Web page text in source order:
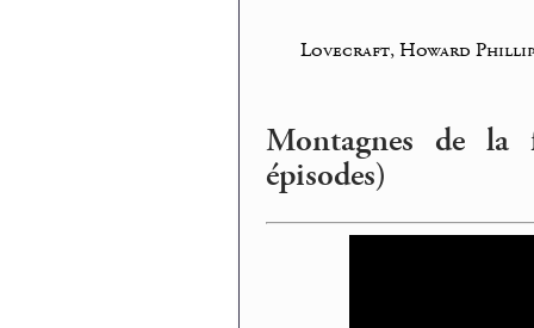
Lovecraft, Howard
Montagnes de la
épisodes)